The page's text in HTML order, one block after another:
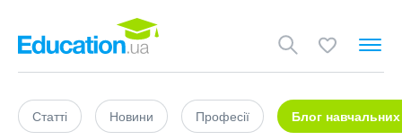
Статті Новини Професії Блог навчальних